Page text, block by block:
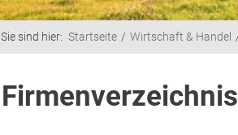
Sie sind hier: Startseite Wirtschaft & Handel
Firmenverzeichnis